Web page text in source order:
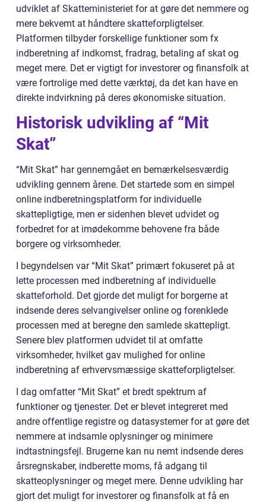
udviklet af Skatteministeriet for at gøre det nemmere og
mere bekvemt at håndtere skatteforpligtelser.
Platformen tilbyder forskellige funktioner som fx
indberetning af indkomst, fradrag, betaling af skat og
meget mere. Det er vigtigt for investorer og finansfolk at
være fortrolige med dette værktøj, da det kan have en
direkte indvirkning på deres økonomiske situation.
Historisk udvikling af “Mit
Skat”
“Mit Skat” har gennemgået en bemærkelsesværdig
udvikling gennem årene. Det startede som en simpel
online indberetningsplatform for individuelle
skattepligtige, men er sidenhen blevet udvidet og
forbedret for at imødekomme behovene fra både
borgere og virksomheder.
I begyndelsen var “Mit Skat” primært fokuseret på at
lette processen med indberetning af individuelle
skatteforhold. Det gjorde det muligt for borgerne at
indsende deres selvangivelser online og forenklede
processen med at beregne den samlede skattepligt.
Senere blev platformen udvidet til at omfatte
virksomheder, hvilket gav mulighed for online
indberetning af erhvervsmæssige skatteforpligtelser.
I dag omfatter “Mit Skat” et bredt spektrum af
funktioner og tjenester. Det er blevet integreret med
andre offentlige registre og datasystemer for at gøre det
nemmere at indsamle oplysninger og minimere
indtastningsfejl. Brugerne kan nu nemt indsende deres
årsregnskaber, indberette moms, få adgang til
skatteoplysninger og meget mere. Denne udvikling har
gjort det muligt for investorer og finansfolk at få en